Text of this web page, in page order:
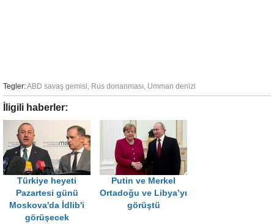
Tegler:ABD savaş gemisi, Rus donanması, Umman denizi
İligili haberler:
Türkiye heyeti
Pazartesi günü
Moskova'da İdlib'i
görüşecek
Putin ve Merkel
Ortadoğu ve Libya’yı
görüştü